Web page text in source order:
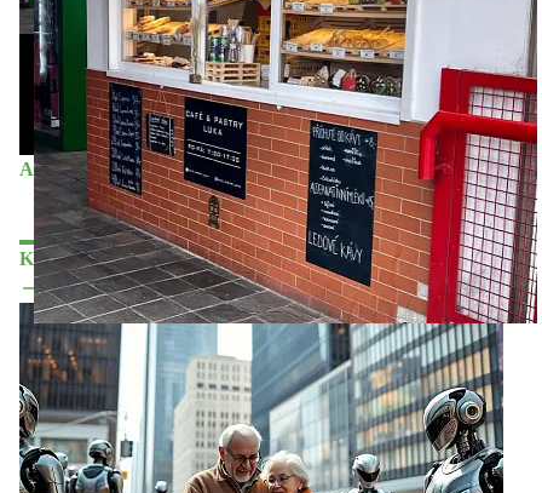
Café Pastry Luka 29. 09. 2023
Aktuálně • Mezinárodní den kávy
ReklamaKoupit reklamu
Kalendář akcí
Další